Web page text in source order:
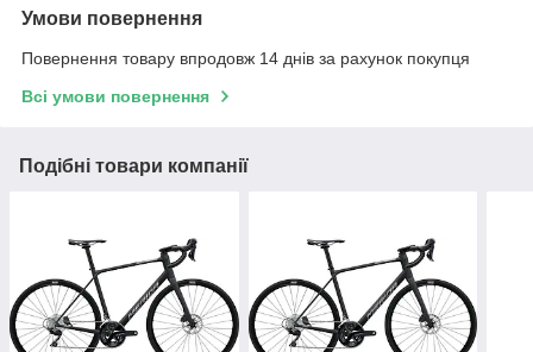
Умови повернення
Повернення товару впродовж 14 днів за рахунок покупця
Всі умови повернення
Подібні товари компанії